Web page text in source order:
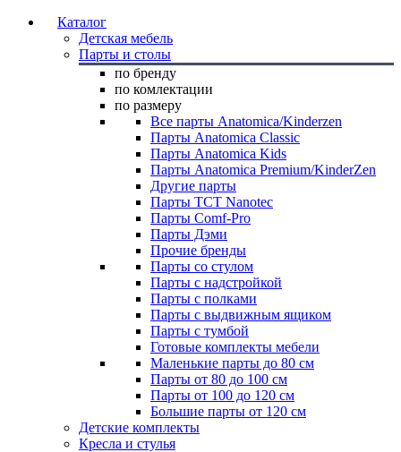
Каталог
Детская мебель
Парты и столы
по бренду
по комлектации
по размеру
Все парты Anatomica/Kinderzen
Парты Anatomica Classic
Парты Anatomica Kids
Парты Anatomica Premium/KinderZen
Другие парты
Парты TCT Nanotec
Парты Comf-Pro
Парты Дэми
Прочие бренды
Парты со стулом
Парты с надстройкой
Парты с полками
Парты с выдвижным ящиком
Парты с тумбой
Готовые комплекты мебели
Маленькие парты до 80 см
Парты от 80 до 100 см
Парты от 100 до 120 см
Большие парты от 120 см
Детские комплекты
Кресла и стулья